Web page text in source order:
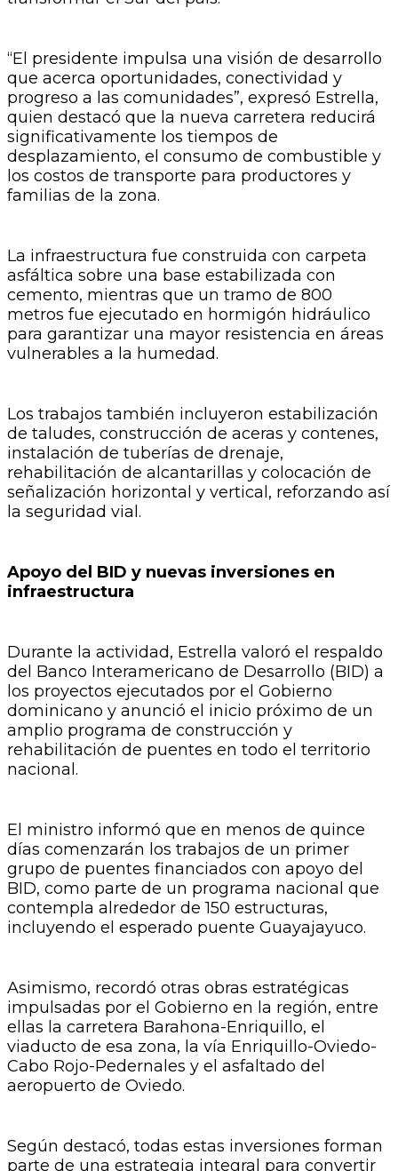
“El presidente impulsa una visión de desarrollo
que acerca oportunidades, conectividad y
progreso a las comunidades”, expresó Estrella,
quien destacó que la nueva carretera reducirá
significativamente los tiempos de
desplazamiento, el consumo de combustible y
los costos de transporte para productores y
familias de la zona.
La infraestructura fue construida con carpeta
asfáltica sobre una base estabilizada con
cemento, mientras que un tramo de 800
metros fue ejecutado en hormigón hidráulico
para garantizar una mayor resistencia en áreas
vulnerables a la humedad.
Los trabajos también incluyeron estabilización
de taludes, construcción de aceras y contenes,
instalación de tuberías de drenaje,
rehabilitación de alcantarillas y colocación de
señalización horizontal y vertical, reforzando así
la seguridad vial.
Apoyo del BID y nuevas inversiones en
infraestructura
Durante la actividad, Estrella valoró el respaldo
del Banco Interamericano de Desarrollo (BID) a
los proyectos ejecutados por el Gobierno
dominicano y anunció el inicio próximo de un
amplio programa de construcción y
rehabilitación de puentes en todo el territorio
nacional.
El ministro informó que en menos de quince
días comenzarán los trabajos de un primer
grupo de puentes financiados con apoyo del
BID, como parte de un programa nacional que
contempla alrededor de 150 estructuras,
incluyendo el esperado puente Guayajayuco.
Asimismo, recordó otras obras estratégicas
impulsadas por el Gobierno en la región, entre
ellas la carretera Barahona-Enriquillo, el
viaducto de esa zona, la vía Enriquillo-Oviedo-
Cabo Rojo-Pedernales y el asfaltado del
aeropuerto de Oviedo.
Según destacó, todas estas inversiones forman
parte de una estrategia integral para convertir